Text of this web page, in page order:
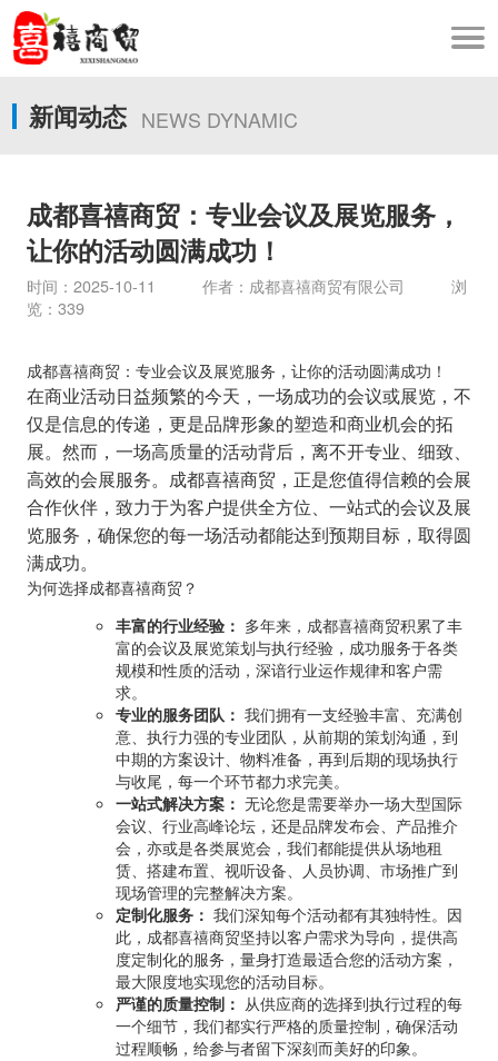
新闻动态 NEWS DYNAMIC
成都喜禧商贸：专业会议及展览服务，
让你的活动圆满成功！
时间：2025-10-11 作者：成都喜禧商贸有限公司 浏
览：339
成都喜禧商贸：专业会议及展览服务，让你的活动圆满成功！
在商业活动日益频繁的今天，一场成功的会议或展览，不
仅是信息的传递，更是品牌形象的塑造和商业机会的拓
展。然而，一场高质量的活动背后，离不开专业、细致、
高效的会展服务。成都喜禧商贸，正是您值得信赖的会展
合作伙伴，致力于为客户提供全方位、一站式的会议及展
览服务，确保您的每一场活动都能达到预期目标，取得圆
满成功。
为何选择成都喜禧商贸？
丰富的行业经验： 多年来，成都喜禧商贸积累了丰
富的会议及展览策划与执行经验，成功服务于各类
规模和性质的活动，深谙行业运作规律和客户需
求。
专业的服务团队： 我们拥有一支经验丰富、充满创
意、执行力强的专业团队，从前期的策划沟通，到
中期的方案设计、物料准备，再到后期的现场执行
与收尾，每一个环节都力求完美。
一站式解决方案： 无论您是需要举办一场大型国际
会议、行业高峰论坛，还是品牌发布会、产品推介
会，亦或是各类展览会，我们都能提供从场地租
赁、搭建布置、视听设备、人员协调、市场推广到
现场管理的完整解决方案。
定制化服务： 我们深知每个活动都有其独特性。因
此，成都喜禧商贸坚持以客户需求为导向，提供高
度定制化的服务，量身打造最适合您的活动方案，
最大限度地实现您的活动目标。
严谨的质量控制： 从供应商的选择到执行过程的每
一个细节，我们都实行严格的质量控制，确保活动
过程顺畅，给参与者留下深刻而美好的印象。